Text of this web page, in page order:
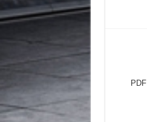
کاتالوگ لکسوس ES مدل 2011 نوع فایل: PDF